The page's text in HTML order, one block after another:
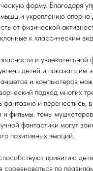
форму. Благодаря
и укреплению опорно
от физической
к классическим
и увлекательной
детей и показать им
и компьютеров
подход многих
фантазию и перенестись,
фильмы: темы
фантастики могут
позитивных эмоций.
привитию
соревноваться по